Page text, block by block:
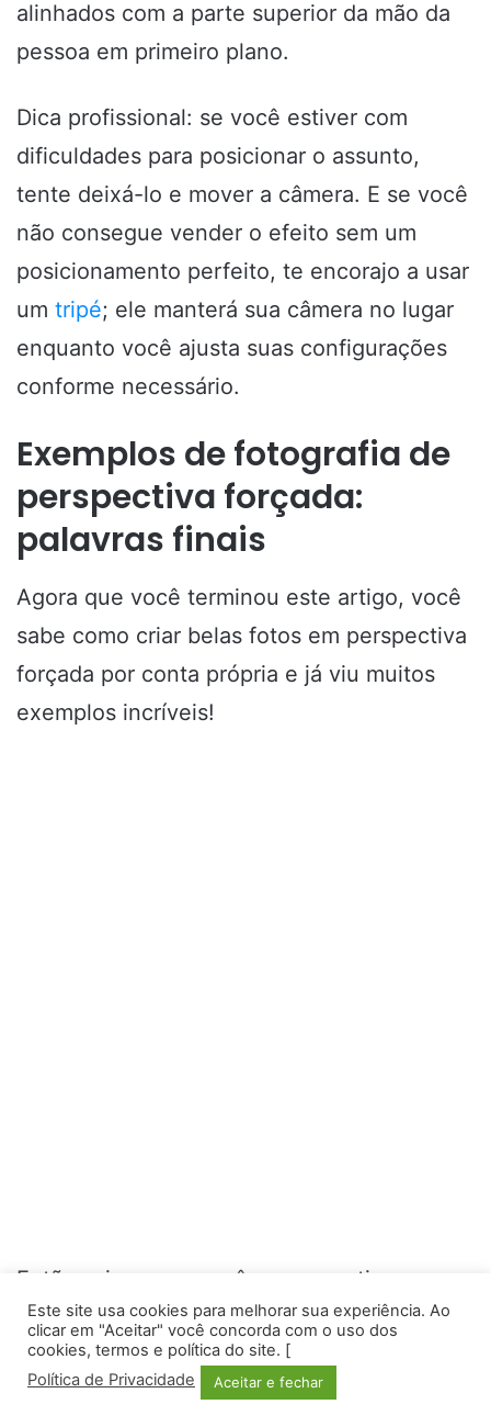
alinhados com a parte superior da mão da
pessoa em primeiro plano.
Dica profissional: se você estiver com
dificuldades para posicionar o assunto,
tente deixá-lo e mover a câmera. E se você
não consegue vender o efeito sem um
posicionamento perfeito, te encorajo a usar
um tripé; ele manterá sua câmera no lugar
enquanto você ajusta suas configurações
conforme necessário.
Exemplos de fotografia de
perspectiva forçada:
palavras finais
Agora que você terminou este artigo, você
sabe como criar belas fotos em perspectiva
forçada por conta própria e já viu muitos
exemplos incríveis!
Então saia com sua câmera e pratique.
Preste muita atenção ao posicionamento,
controle suas configurações e selecione os
assuntos perfeitos para o primeiro plano e o
Este site usa cookies para melhorar sua experiência. Ao
clicar em "Aceitar" você concorda com o uso dos
cookies, termos e política do site. [
Política de Privacidade
Aceitar e fechar